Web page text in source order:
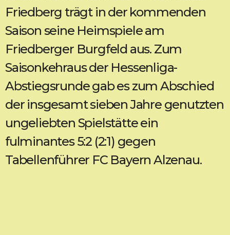
Friedberg trägt in der kommenden
Saison seine Heimspiele am
Friedberger Burgfeld aus. Zum
Saisonkehraus der Hessenliga-
Abstiegsrunde gab es zum Abschied
der insgesamt sieben Jahre genutzten
ungeliebten Spielstätte ein
fulminantes 5:2 (2:1) gegen
Tabellenführer FC Bayern Alzenau.